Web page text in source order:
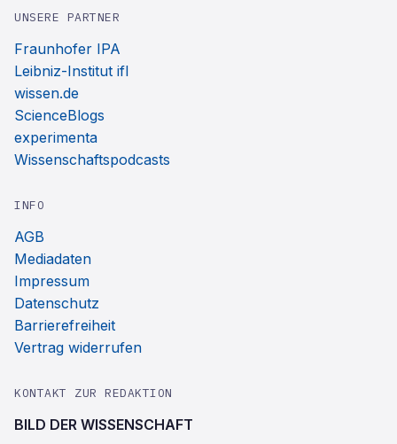
UNSERE PARTNER
Fraunhofer IPA
Leibniz-Institut ifl
wissen.de
ScienceBlogs
experimenta
Wissenschaftspodcasts
INFO
AGB
Mediadaten
Impressum
Datenschutz
Barrierefreiheit
Vertrag widerrufen
KONTAKT ZUR REDAKTION
BILD DER WISSENSCHAFT